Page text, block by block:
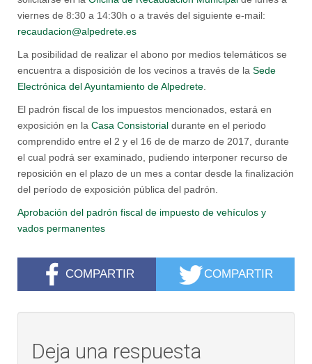
viernes de 8:30 a 14:30h o a través del siguiente e-mail:
recaudacion@alpedrete.es
La posibilidad de realizar el abono por medios telemáticos se
encuentra a disposición de los vecinos a través de la Sede
Electrónica del Ayuntamiento de Alpedrete
El padrón fiscal de los impuestos mencionados, estará en
exposición en la Casa Consistorial durante en el periodo
comprendido entre el 2 y el 16 de de marzo de 2017, durante
el cual podrá ser examinado, pudiendo interponer recurso de
reposición en el plazo de un mes a contar desde la finalización
del período de exposición pública del padrón.
Aprobación del padrón fiscal de impuesto de vehículos y
vados permanentes
COMPARTIR COMPARTIR
Deja una respuesta